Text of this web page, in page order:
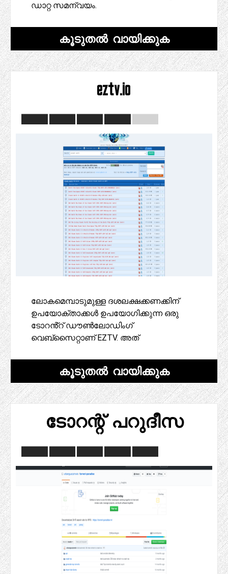
ഡാറ്റ സമന്വയം.
കൂടുതൽ വായിക്കുക
eztv.io
ലോകമെമ്പാടുമുള്ള ദശലക്ഷക്കണക്കിന്
ഉപയോക്താക്കൾ ഉപയോഗിക്കുന്ന ഒരു
ടോറൻ്റ് ഡൗൺലോഡിംഗ്
വെബ്‌സൈറ്റാണ് EZTV. അത്
കൂടുതൽ വായിക്കുക
ടോറന്റ് പറുദീസ